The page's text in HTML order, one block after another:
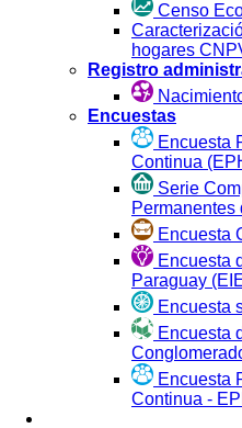
Censo
hogares
Registro
Encuestas
Encuesta
Continua
Serie
Permanentes
Encuesta
Encuesta
Paraguay
Encuesta
Encuesta
Encuesta
Continua -